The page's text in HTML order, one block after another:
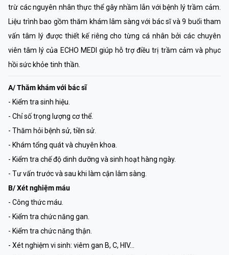
trừ các nguyên nhân thực thể gây nhầm lẫn với bệnh lý trầm cảm.
Liệu trình bao gồm thăm khám lâm sàng với bác sĩ và 9 buổi tham
vấn tâm lý được thiết kế riêng cho từng cá nhân bởi các chuyên
viên tâm lý của ECHO MEDI giúp hỗ trợ điều trị trầm cảm và phục
hồi sức khỏe tinh thần.
A/ Thăm khám với bác sĩ
- Kiểm tra sinh hiệu.
- Chỉ số trọng lượng cơ thể.
- Thăm hỏi bệnh sử, tiền sử.
- Khám tổng quát và chuyên khoa.
- Kiểm tra chế độ dinh dưỡng và sinh hoạt hàng ngày.
- Tư vấn trước và sau khi làm cận lâm sàng.
B/ Xét nghiệm máu
- Công thức máu.
- Kiểm tra chức năng gan.
- Kiểm tra chức năng thận.
- Xét nghiệm vi sinh: viêm gan B, C, HIV…